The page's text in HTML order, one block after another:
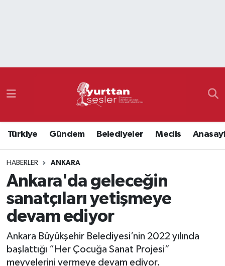
Türkiye Gündem Belediyeler Meclis
HABERLER ANKARA
Ankara'da geleceğin
sanatçıları yetişmeye
devam ediyor
Ankara Büyükşehir Belediyesi’nin 2022 yılında
başlattığı “Her Çocuğa Sanat Projesi”
meyvelerini vermeye devam ediyor.
Namaz Vakitleri
Süper Lig Puan Durumu ve Fikstür
Tüm Manşetler
Son Dakika Haberleri
Haber Arşivi